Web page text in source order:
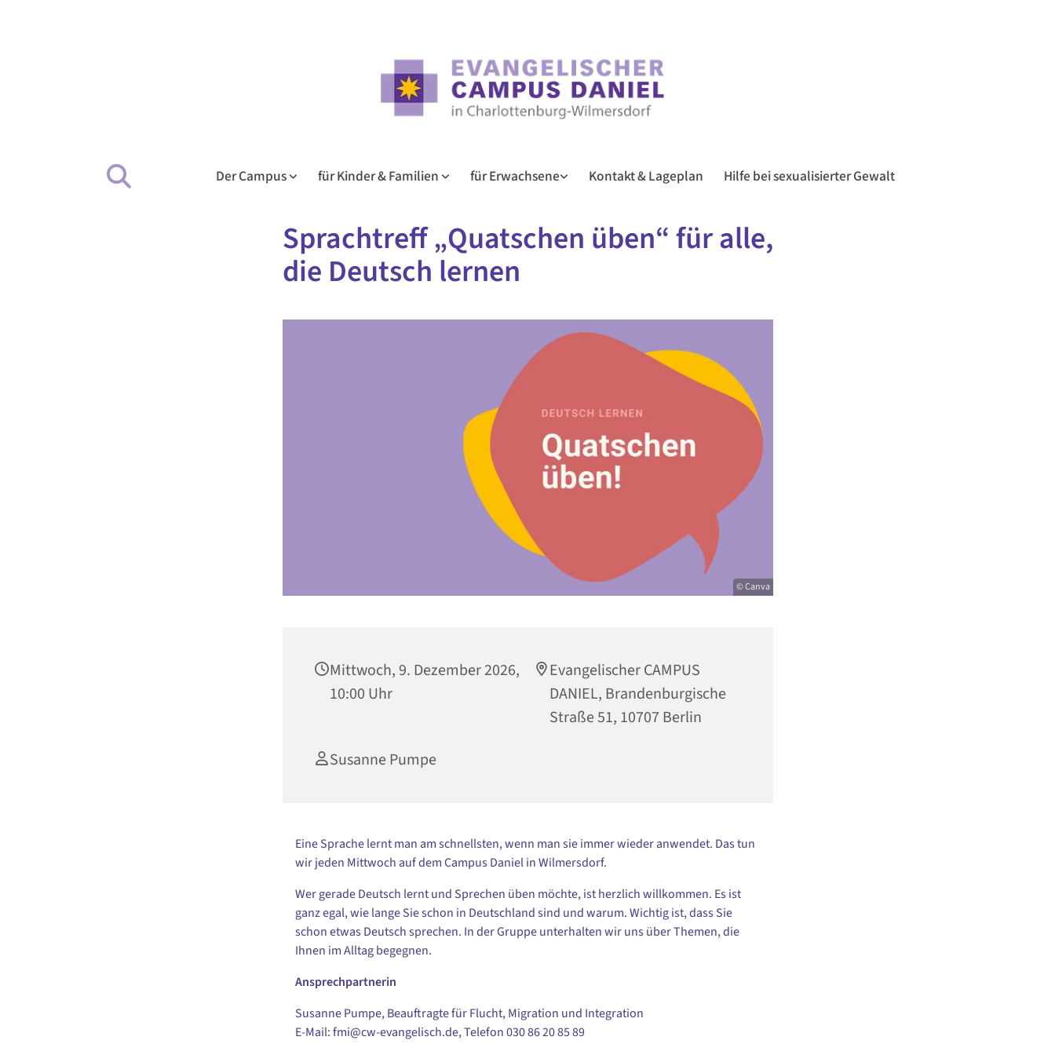
Der Campus für Kinder & Familien für Erwachsene Kontakt & Lageplan Hilfe bei sexualisierter Gewalt
Sprachtreff „Quatschen üben“ für alle,
die Deutsch lernen
© Canva
Mittwoch, 9. Dezember 2026,
10:00 Uhr
Evangelischer CAMPUS
DANIEL, Brandenburgische
Straße 51, 10707 Berlin
Susanne Pumpe
Eine Sprache lernt man am schnellsten, wenn man sie immer wieder anwendet. Das tun
wir jeden Mittwoch auf dem Campus Daniel in Wilmersdorf.
Wer gerade Deutsch lernt und Sprechen üben möchte, ist herzlich willkommen. Es ist
ganz egal, wie lange Sie schon in Deutschland sind und warum. Wichtig ist, dass Sie
schon etwas Deutsch sprechen. In der Gruppe unterhalten wir uns über Themen, die
Ihnen im Alltag begegnen.
Ansprechpartnerin
Susanne Pumpe, Beauftragte für Flucht, Migration und Integration
E-Mail: fmi@cw-evangelisch.de, Telefon030 86 20 85 89